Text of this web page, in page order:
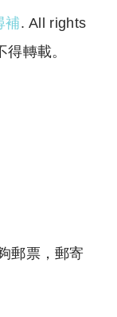
補. All rights
轉載。
郵票，郵寄